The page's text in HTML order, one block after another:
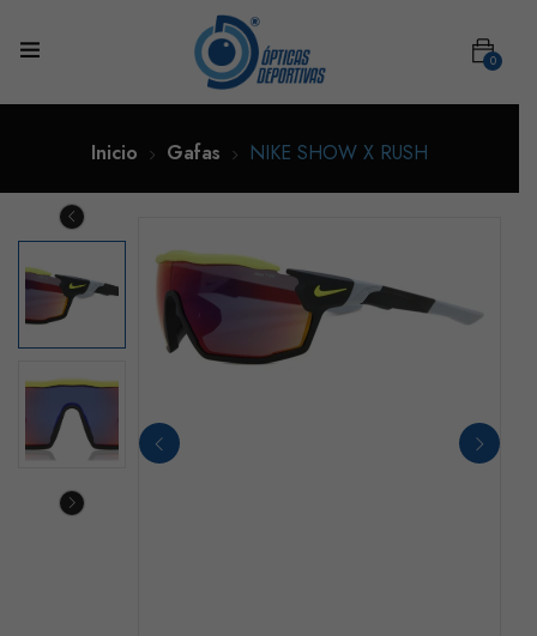
0
Inicio Gafas NIKE SHOW X RUSH